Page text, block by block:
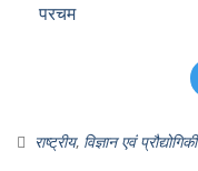
परचम
राष्ट्रीय, विज्ञान एवं प्रौद्योगिकी